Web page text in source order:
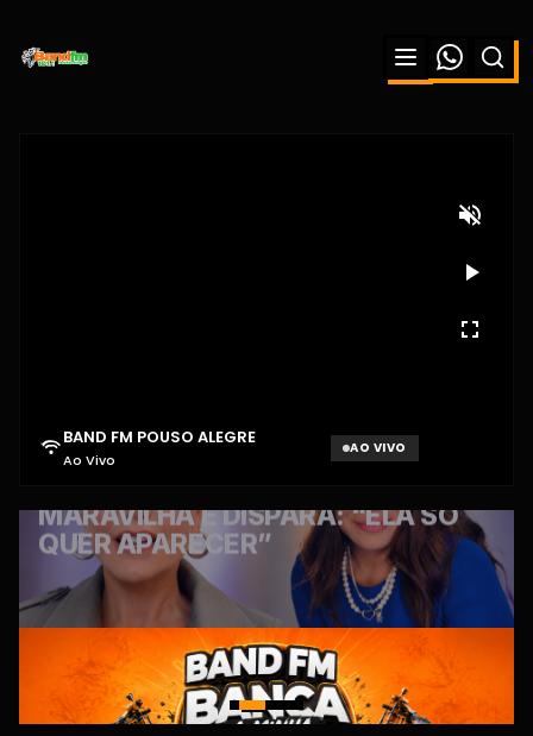
BAND FM POUSO ALEGRE
Ao Vivo
AO VIVO